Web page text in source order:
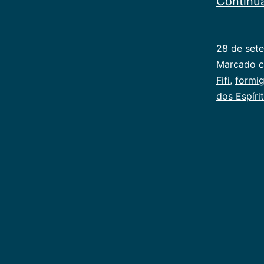
28 de
como
Infancia
Marcado
Fifi,
dos